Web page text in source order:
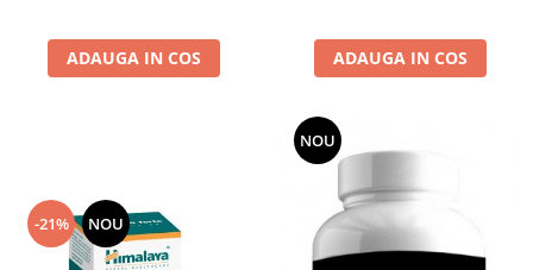
Smart Shake
Swanson
Weider
Zenana
ADAUGA IN COS ADAUGA IN COS
-21% NOU
NOU